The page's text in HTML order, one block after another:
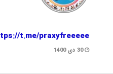
t.me/praxyfreeeee
30 دی 1400